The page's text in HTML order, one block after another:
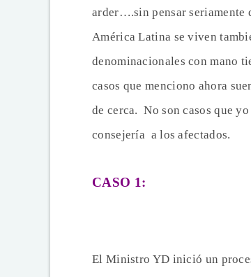
arder….sin pensar seriamente
América Latina se viven
denominacionales con mano
casos que menciono ahora
de cerca. No son casos que
consejería a los afectados.
CASO 1:
El Ministro YD inició un